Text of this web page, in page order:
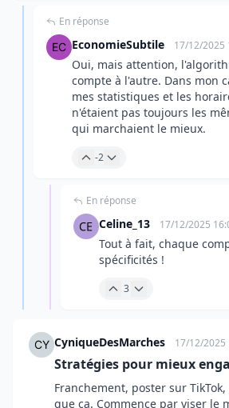
En réponse
EconomieSubtile 17/12/2025
Oui, mais attention,
compte à l'autre. Dans mon
mes statistiques et les
n'étaient pas toujours les
qui marchaient le mieux.
-2
En réponse
Celine_13 17/12/2025
Tout à fait, chaque
spécificités !
3
CyniqueDesMarches 17/12/2025
Stratégies pour mieux
Franchement, poster sur
que ça. Commence par viser le